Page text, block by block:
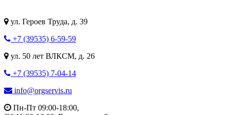
ул. Героев Труда, д. 39
+7 (39535) 6-59-59
ул. 50 лет ВЛКСМ, д. 26
+7 (39535) 7-04-14
info@orgservis.ru
Пн-Пт 09:00-18:00,